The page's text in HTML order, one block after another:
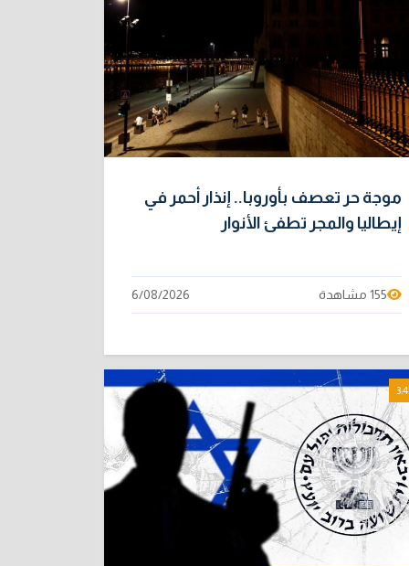
موجة حر تعصف بأوروبا.. إنذار أحمر في
إيطاليا والمجر تطفئ الأنوار
155 مشاهدة 6/08/2026